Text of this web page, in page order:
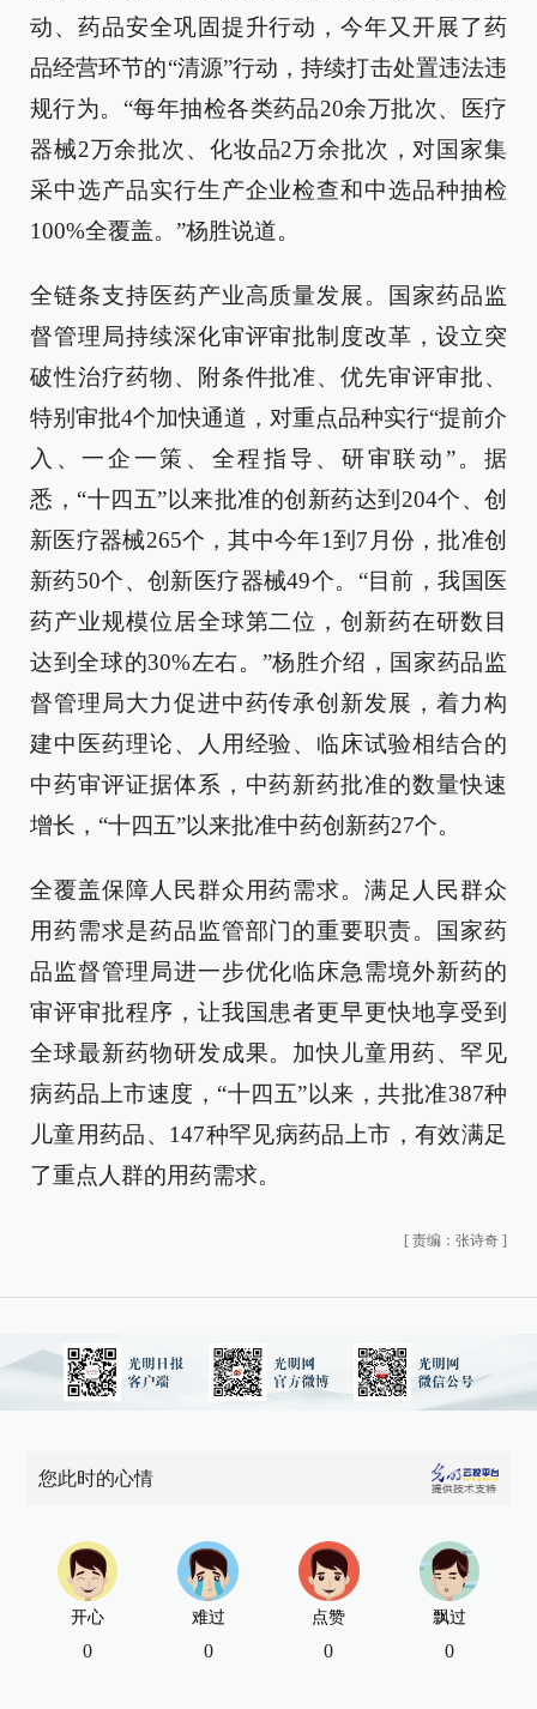
动、药品安全巩固提升行动，今年又开展了药
品经营环节的“清源”行动，持续打击处置违法违
规行为。“每年抽检各类药品20余万批次、医疗
器械2万余批次、化妆品2万余批次，对国家集
采中选产品实行生产企业检查和中选品种抽检
100%全覆盖。”杨胜说道。
全链条支持医药产业高质量发展。国家药品监
督管理局持续深化审评审批制度改革，设立突
破性治疗药物、附条件批准、优先审评审批、
特别审批4个加快通道，对重点品种实行“提前介
入、一企一策、全程指导、研审联动”。据
悉，“十四五”以来批准的创新药达到204个、创
新医疗器械265个，其中今年1到7月份，批准创
新药50个、创新医疗器械49个。“目前，我国医
药产业规模位居全球第二位，创新药在研数目
达到全球的30%左右。”杨胜介绍，国家药品监
督管理局大力促进中药传承创新发展，着力构
建中医药理论、人用经验、临床试验相结合的
中药审评证据体系，中药新药批准的数量快速
增长，“十四五”以来批准中药创新药27个。
全覆盖保障人民群众用药需求。满足人民群众
用药需求是药品监管部门的重要职责。国家药
品监督管理局进一步优化临床急需境外新药的
审评审批程序，让我国患者更早更快地享受到
全球最新药物研发成果。加快儿童用药、罕见
病药品上市速度，“十四五”以来，共批准387种
儿童用药品、147种罕见病药品上市，有效满足
了重点人群的用药需求。
[ 责编：张诗奇 ]
您此时的心情
开心
0
难过
0
点赞
0
飘过
0